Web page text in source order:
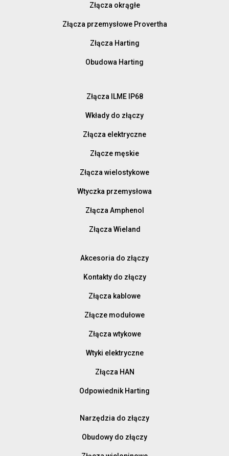
Złącza okrągłe
Złącza przemysłowe Provertha
Złącza Harting
Obudowa Harting
Złącza ILME IP68
Wkłady do złączy
Złącza elektryczne
Złącze męskie
Złącza wielostykowe
Wtyczka przemysłowa
Złącza Amphenol
Złącza Wieland
Akcesoria do złączy
Kontakty do złączy
Złącza kablowe
Złącze modułowe
Złącza wtykowe
Wtyki elektryczne
Złącza HAN
Odpowiednik Harting
Narzędzia do złączy
Obudowy do złączy